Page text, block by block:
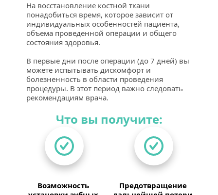
На восстановление костной ткани
понадобиться время, которое зависит от
индивидуальных особенностей пациента,
объема проведенной операции и общего
состояния здоровья.
В первые дни после операции (до 7 дней) вы
можете испытывать дискомфорт и
болезненность в области проведения
процедуры. В этот период важно следовать
рекомендациям врача.
Что вы получите:
Возможность
Предотвращение